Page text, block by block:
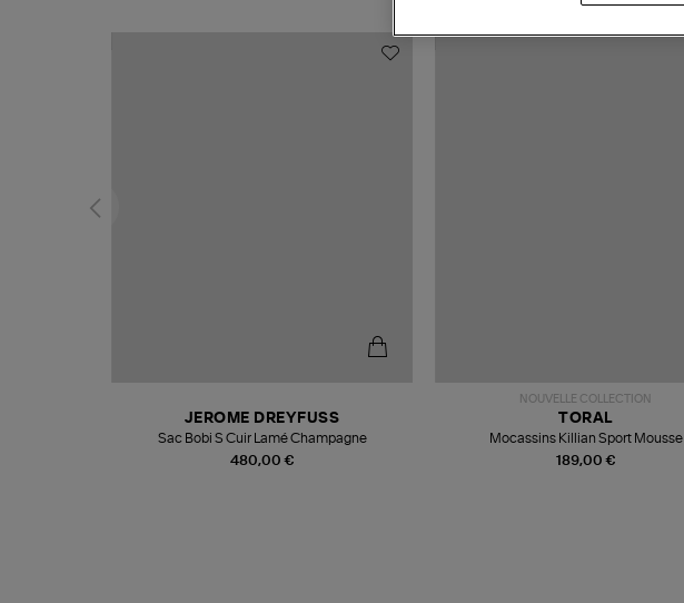
480,00 €
JEROME DREYFUSS
Sac Bobi S Cuir Lamé Champagne
NOUVELLE COLLECTION
189,00 €
TORAL
Mocassins Killian Sport Mousse